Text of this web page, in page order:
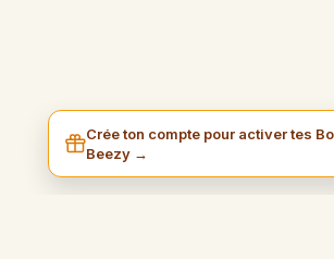
Crée ton compte pour activer tes
Beezy →